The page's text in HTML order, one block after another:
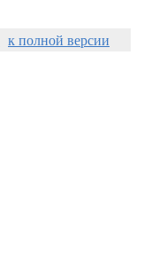
к полной версии